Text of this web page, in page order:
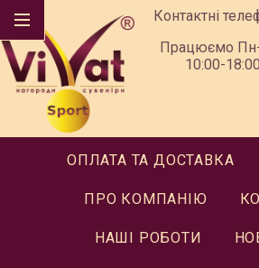
Контактні
Працюємо
10:00-
ОПЛАТА ТА ДОСТАВКА
ПРО КОМПАНІЮ
НАШІ РОБОТИ